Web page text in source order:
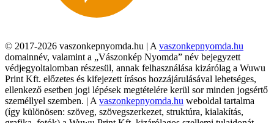
© 2017-2026 vaszonkepnyomda.hu | A vaszonkepnyomda.hu
domainnév, valamint a „Vászonkép Nyomda” név bejegyzett
védjegyoltalomban részesül, annak felhasználása kizárólag a Wuwu
Print Kft. előzetes és kifejezett írásos hozzájárulásával lehetséges,
ellenkező esetben jogi lépések megtételére kerül sor minden jogsértő
személlyel szemben. | A vaszonkepnyomda.hu weboldal tartalma
(így különösen: szöveg, szövegszerkezet, struktúra, kialakítás,